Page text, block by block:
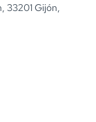
33201 Gijón,